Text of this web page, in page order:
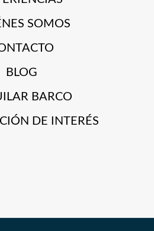
SOMOS
BLOG
BARCO
DE INTERÉS